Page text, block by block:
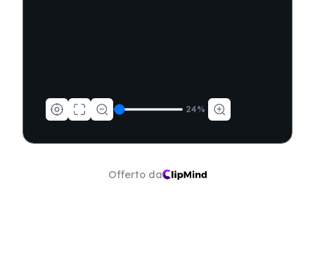
24%
Offerto da